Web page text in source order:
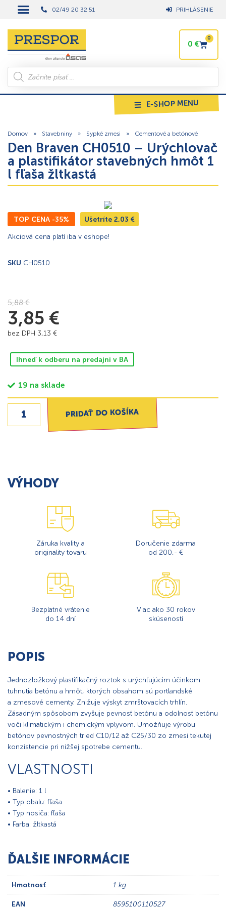
02/49 20 32 51 PRIHLÁSENIE
0 €
0
E-SHOP MENU
Domov » Stavebniny » Sypké zmesi » Cementové a betónové
Den Braven CH0510 – Urýchlovač
a plastifikátor stavebných hmôt 1
l fľaša žltkastá
TOP CENA -35% Ušetríte 2,03 €
Akciová cena platí iba v eshope!
SKU CH0510
5,88€
3,85 €
bez DPH 3,13 €
Ihneď k odberu na predajni v BA
19 na sklade
PRIDAŤ DO KOŠÍKA
VÝHODY
Záruka kvality a
originality tovaru
Doručenie zdarma
od 200,- €
Bezplatné vrátenie
do 14 dní
Viac ako 30 rokov
skúseností
POPIS
Jednozložkový plastifikačný roztok s urýchľujúcim účinkom
tuhnutia betónu a hmôt, ktorých obsahom sú portlandské
a zmesové cementy. Znižuje výskyt zmrštovacích trhlín.
Zásadným spôsobom zvyšuje pevnosť betónu a odolnosť betónu
voči klimatickým i chemickým vplyvom. Umožňuje výrobu
betónov pevnostných tried C10/12 až C25/30 zo zmesi tekutej
konzistencie pri nižšej spotrebe cementu.
VLASTNOSTI
• Balenie: 1 l
• Typ obalu: fľaša
• Typ nosiča: fľaša
• Farba: žltkastá
ĎALŠIE INFORMÁCIE
Hmotnosť 1 kg
EAN 8595100110527